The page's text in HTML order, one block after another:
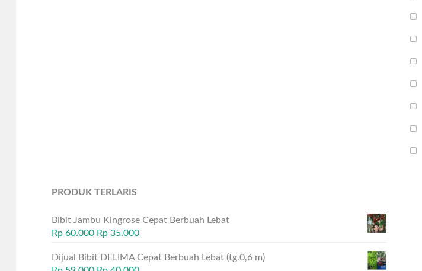
PRODUK TERLARIS
Bibit Jambu Kingrose Cepat Berbuah Lebat
Rp60.000 Rp35.000
Dijual Bibit DELIMA Cepat Berbuah Lebat (tg.0,6 m)